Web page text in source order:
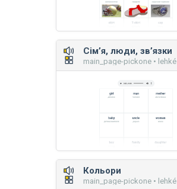
Сім’я, люди, зв’язки
main_page-pickone • lehké
Кольори
main_page-pickone • lehké